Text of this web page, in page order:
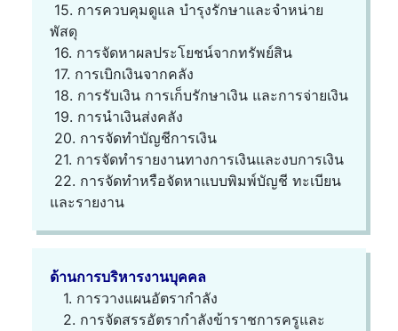
15. การควบคุมดูแล บำรุงรักษาและจำหน่าย
พัสดุ
16. การจัดหาผลประโยชน์จากทรัพย์สิน
17. การเบิกเงินจากคลัง
18. การรับเงิน การเก็บรักษาเงิน และการจ่ายเงิน
19. การนำเงินส่งคลัง
20. การจัดทำบัญชีการเงิน
21. การจัดทำรายงานทางการเงินและงบการเงิน
22. การจัดทำหรือจัดหาแบบพิมพ์บัญชี ทะเบียน
และรายงาน
ด้านการบริหารงานบุคคล
1. การวางแผนอัตรากำลัง
2. การจัดสรรอัตรากำลังข้าราชการครูและ